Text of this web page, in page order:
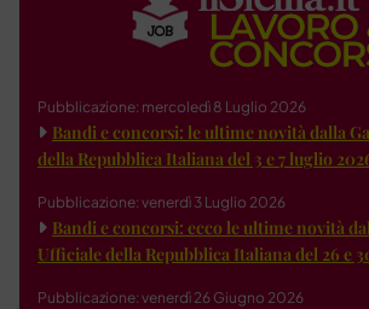
Pubblicazione: mercoledì 8 Luglio 2026
Bandi e concorsi: le ultime novità dalla
della Repubblica Italiana del 3 e 7 luglio
Pubblicazione: venerdì 3 Luglio 2026
Bandi e concorsi: ecco le ultime novità
Ufficiale della Repubblica Italiana del 26 e
Pubblicazione: venerdì 26 Giugno 2026